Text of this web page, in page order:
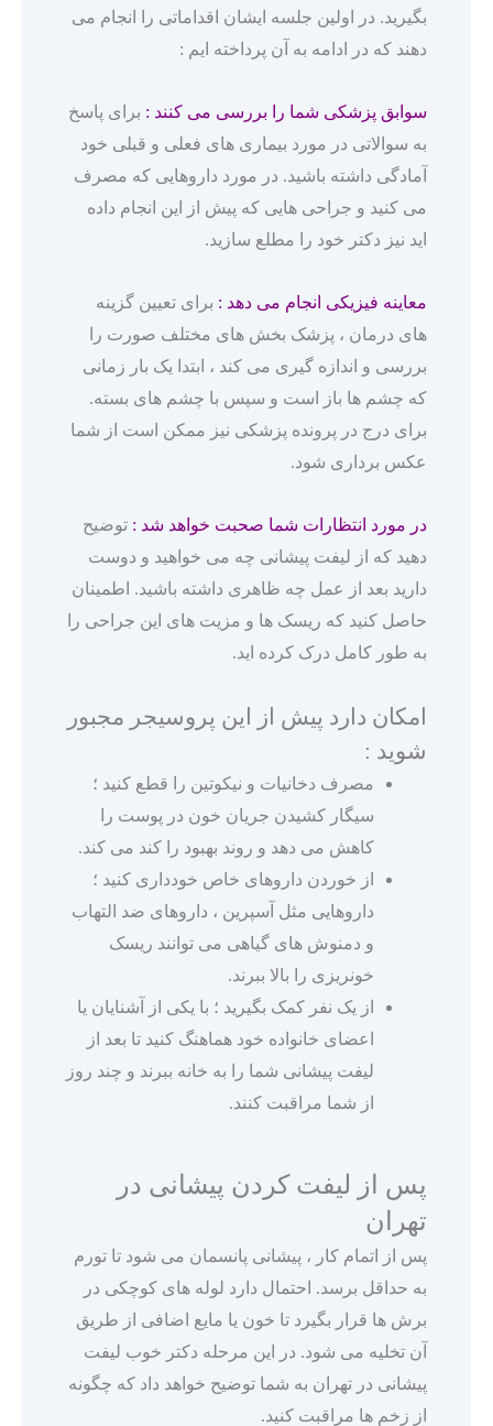
بگیرید. در اولین جلسه ایشان اقداماتی را انجام می
دهند که در ادامه به آن پرداخته ایم :
سوابق پزشکی شما را بررسی می کنند : برای پاسخ
به سوالاتی در مورد بیماری های فعلی و قبلی خود
آمادگی داشته باشید. در مورد داروهایی که مصرف
می کنید و جراحی هایی که پیش از این انجام داده
اید نیز دکتر خود را مطلع سازید.
معاینه فیزیکی انجام می دهد : برای تعیین گزینه
های درمان ، پزشک بخش های مختلف صورت را
بررسی و اندازه گیری می کند ، ابتدا یک بار زمانی
که چشم ها باز است و سپس با چشم های بسته.
برای درج در پرونده پزشکی نیز ممکن است از شما
عکس برداری شود.
در مورد انتظارات شما صحبت خواهد شد : توضیح
دهید که از لیفت پیشانی چه می خواهید و دوست
دارید بعد از عمل چه ظاهری داشته باشید. اطمینان
حاصل کنید که ریسک ها و مزیت های این جراحی را
به طور کامل درک کرده اید.
امکان دارد پیش از این پروسیجر مجبور
شوید :
مصرف دخانیات و نیکوتین را قطع کنید ؛
سیگار کشیدن جریان خون در پوست را
کاهش می دهد و روند بهبود را کند می کند.
از خوردن داروهای خاص خودداری کنید ؛
داروهایی مثل آسپرین ، داروهای ضد التهاب
و دمنوش های گیاهی می توانند ریسک
خونریزی را بالا ببرند.
از یک نفر کمک بگیرید ؛ با یکی از آشنایان یا
اعضای خانواده خود هماهنگ کنید تا بعد از
لیفت پیشانی شما را به خانه ببرند و چند روز
از شما مراقبت کنند.
پس از لیفت کردن پیشانی در
تهران
پس از اتمام کار ، پیشانی پانسمان می شود تا تورم
به حداقل برسد. احتمال دارد لوله های کوچکی در
برش ها قرار بگیرد تا خون یا مایع اضافی از طریق
آن تخلیه می شود. در این مرحله دکتر خوب لیفت
پیشانی در تهران به شما توضیح خواهد داد که چگونه
از زخم ها مراقبت کنید.